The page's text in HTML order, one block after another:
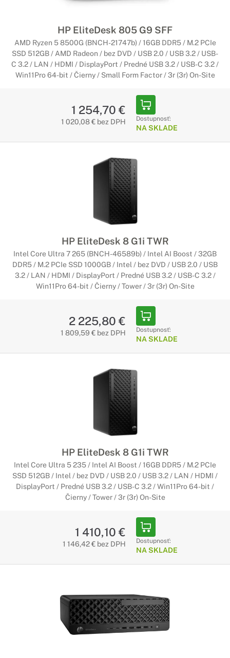
HP EliteDesk 805 G9 SFF
AMD Ryzen 5 8500G (BNCH-21747b) / 16GB DDR5 / M.2 PCIe
SSD 512GB / AMD Radeon / bez DVD / USB 2.0 / USB 3.2 / USB-
C 3.2 / LAN / HDMI / DisplayPort / Predné USB 3.2 / USB-C 3.2 /
Win11Pro 64-bit / Čierny / Small Form Factor / 3r (3r) On-Site
1 254,70 €
1 020,08 € bez DPH Dostupnosť:
NA SKLADE
HP EliteDesk 8 G1i TWR
Intel Core Ultra 7 265 (BNCH-46589b) / Intel AI Boost / 32GB
DDR5 / M.2 PCIe SSD 1000GB / Intel / bez DVD / USB 2.0 / USB
3.2 / LAN / HDMI / DisplayPort / Predné USB 3.2 / USB-C 3.2 /
Win11Pro 64-bit / Čierny / Tower / 3r (3r) On-Site
2 225,80 €
1 809,59 € bez DPH Dostupnosť:
NA SKLADE
HP EliteDesk 8 G1i TWR
Intel Core Ultra 5 235 / Intel AI Boost / 16GB DDR5 / M.2 PCIe
SSD 512GB / Intel / bez DVD / USB 2.0 / USB 3.2 / LAN / HDMI /
DisplayPort / Predné USB 3.2 / USB-C 3.2 / Win11Pro 64-bit /
Čierny / Tower / 3r (3r) On-Site
1 410,10 €
1 146,42 € bez DPH Dostupnosť:
NA SKLADE